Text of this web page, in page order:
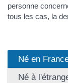
personne
tous les cas, la
Né en
Né à